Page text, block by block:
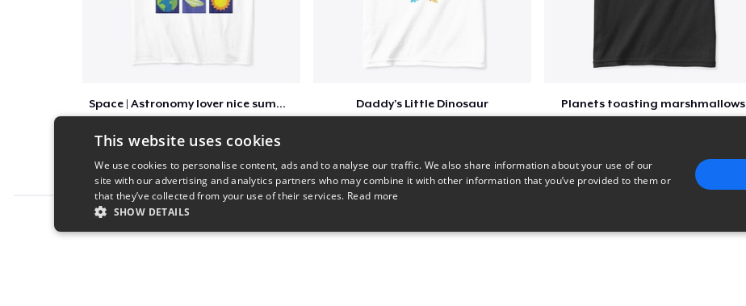
Space | Astronomy lover nice summer tee Daddy's Little Dinosaur Planets toasting marshmallows
US$ 24,99
This website uses cookies
We use cookies to personalise content, ads and to analyse our traffic. We also share information about your use of our
site with our advertising and analytics partners who may combine it with other information that you’ve provided to them or
that they’ve collected from your use of their services. Read more
SHOW DETAILS